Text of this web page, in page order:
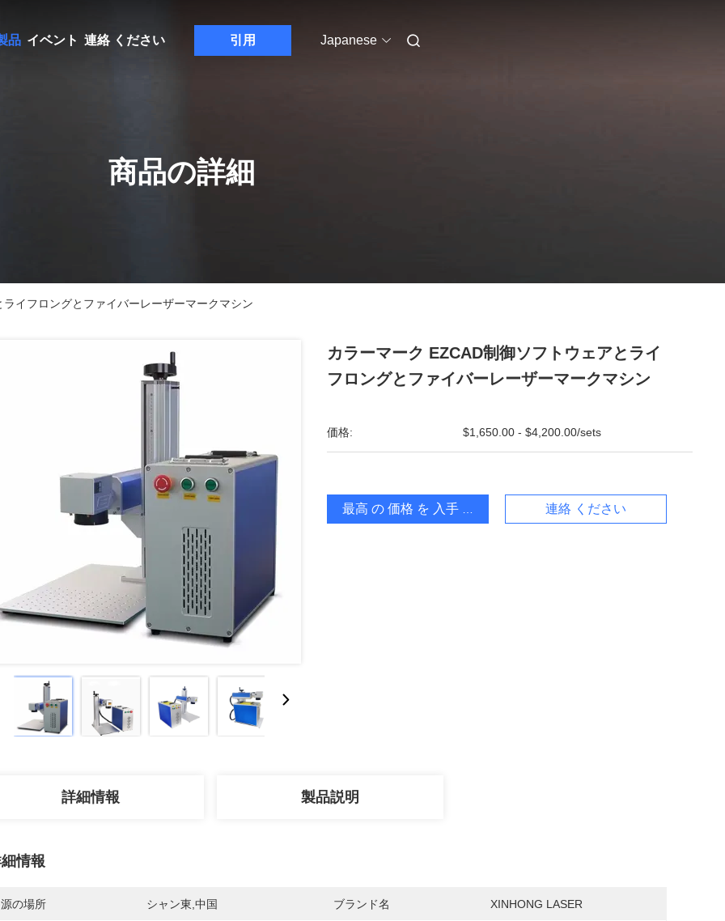
品 イベント 連絡 ください 引用 Japanese
商品の詳細
イフロングとファイバーレーザーマークマシン
カラーマーク EZCAD制御ソフトウェアとライ
フロングとファイバーレーザーマークマシン
価格: $1,650.00 - $4,200.00/sets
最高 の 価格 を 入手 する 連絡 ください
詳細情報 製品説明
情報
の場所 シャン東,中国 ブランド名 XINHONG LASER